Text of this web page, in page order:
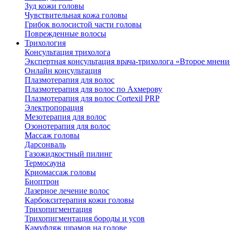
Зуд кожи головы
Чувствительная кожа головы
Грибок волосистой части головы
Поврежденные волосы
Трихология
Консультация трихолога
Экспертная консультация врача-трихолога «Второе
Онлайн консультация
Плазмотерапия для волос
Плазмотерапия для волос по Ахмерову
Плазмотерапия для волос Cortexil PRP
Электропорация
Мезотерапия для волос
Озонотерапия для волос
Массаж головы
Дарсонваль
Газожидкостный пилинг
Термосауна
Криомассаж головы
Биоптрон
Лазерное лечение волос
Карбокситерапия кожи головы
Трихопигментация
Трихопигментация бороды и усов
Камуфляж шрамов на голове